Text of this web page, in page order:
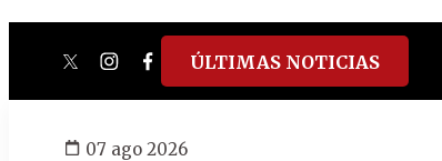
twitterinstagram
facebook
tiktokyoutube
spotify
ÚLTIMAS NOTICIAS
07 ago 2026